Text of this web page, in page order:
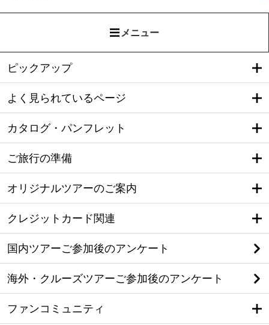
メニュー
ピックアップ
よく見られているページ
カタログ・パンフレット
ご旅行の準備
オリジナルツアーのご案内
クレジットカード関連
国内ツアーご参加後のアンケート
海外・クルーズツアーご参加後のアンケート
ファンコミュニティ